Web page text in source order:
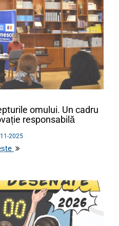
omului. Un cadru
responsabilă
2025